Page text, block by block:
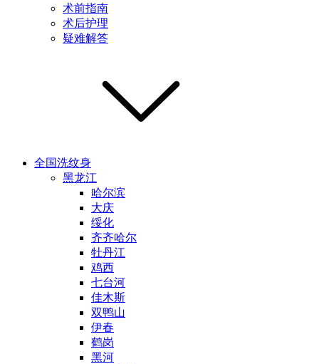
术前指南
术后护理
疑难解答
全国洗纹身
黑龙江
哈尔滨
大庆
绥化
齐齐哈尔
牡丹江
鸡西
七台河
佳木斯
双鸭山
伊春
鹤岗
黑河